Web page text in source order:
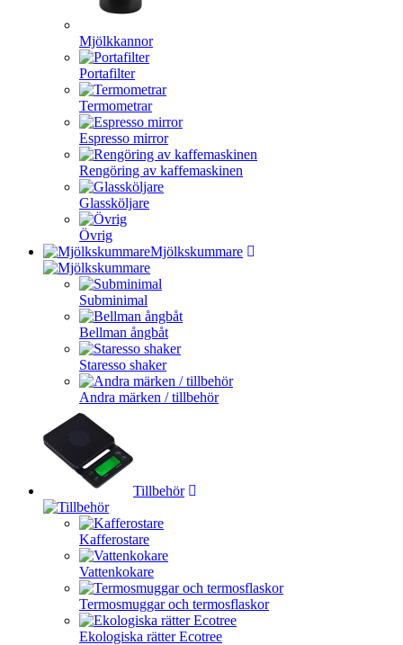
Mjölkkannor
Portafilter
Termometrar
Espresso mirror
Rengöring av kaffemaskinen
Glassköljare
Övrig
Mjölkskummare
Subminimal
Bellman ångbåt
Staresso shaker
Andra märken / tillbehör
Tillbehör
Kafferostare
Vattenkokare
Termosmuggar och termosflaskor
Ekologiska rätter Ecotree